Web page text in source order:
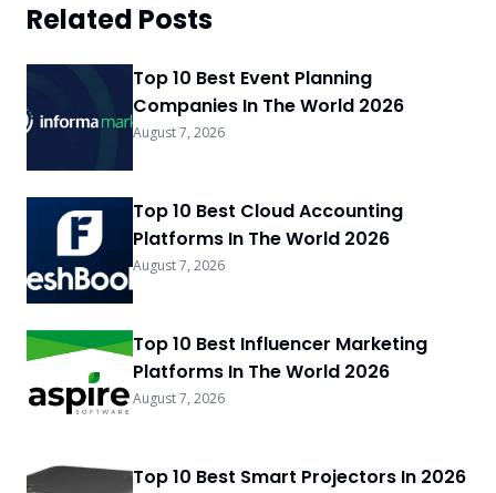
Related Posts
Top 10 Best Event Planning
Companies In The World 2026
August 7, 2026
Top 10 Best Cloud Accounting
Platforms In The World 2026
August 7, 2026
Top 10 Best Influencer Marketing
Platforms In The World 2026
August 7, 2026
Top 10 Best Smart Projectors In 2026